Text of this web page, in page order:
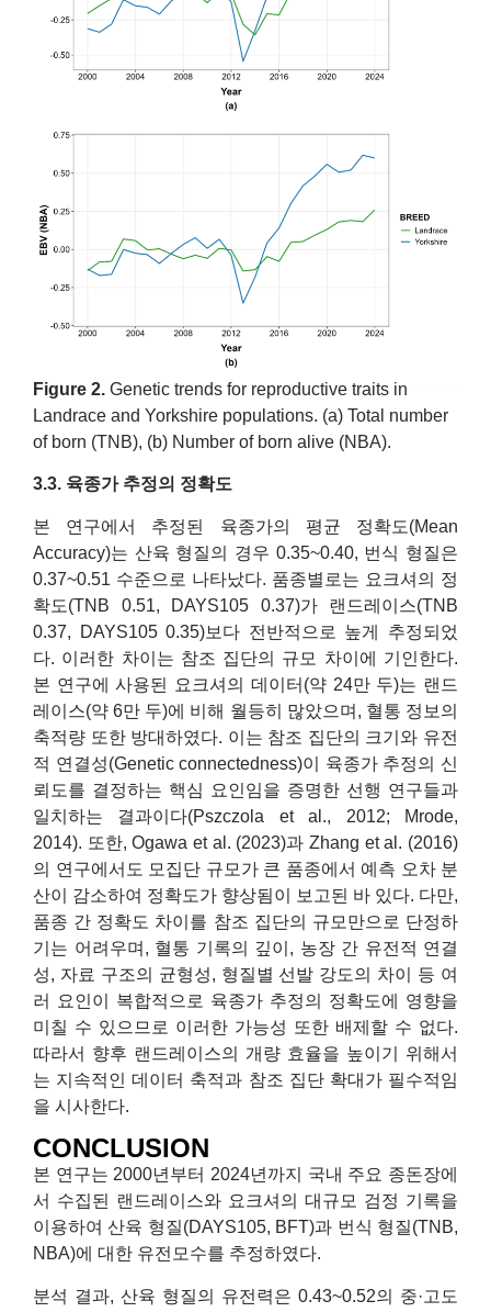
Figure 2. Genetic trends for reproductive traits in
Landrace and Yorkshire populations. (a) Total number
of born (TNB), (b) Number of born alive (NBA).
3.3. 육종가 추정의 정확도
본 연구에서 추정된 육종가의 평균 정확도(Mean
Accuracy)는 산육 형질의 경우 0.35~0.40, 번식 형질은
0.37~0.51 수준으로 나타났다. 품종별로는 요크셔의 정
확도(TNB 0.51, DAYS105 0.37)가 랜드레이스(TNB
0.37, DAYS105 0.35)보다 전반적으로 높게 추정되었
다. 이러한 차이는 참조 집단의 규모 차이에 기인한다.
본 연구에 사용된 요크셔의 데이터(약 24만 두)는 랜드
레이스(약 6만 두)에 비해 월등히 많았으며, 혈통 정보의
축적량 또한 방대하였다. 이는 참조 집단의 크기와 유전
적 연결성(Genetic connectedness)이 육종가 추정의 신
뢰도를 결정하는 핵심 요인임을 증명한 선행 연구들과
일치하는 결과이다(Pszczola et al., 2012; Mrode,
2014). 또한, Ogawa et al. (2023)과 Zhang et al. (2016)
의 연구에서도 모집단 규모가 큰 품종에서 예측 오차 분
산이 감소하여 정확도가 향상됨이 보고된 바 있다. 다만,
품종 간 정확도 차이를 참조 집단의 규모만으로 단정하
기는 어려우며, 혈통 기록의 깊이, 농장 간 유전적 연결
성, 자료 구조의 균형성, 형질별 선발 강도의 차이 등 여
러 요인이 복합적으로 육종가 추정의 정확도에 영향을
미칠 수 있으므로 이러한 가능성 또한 배제할 수 없다.
따라서 향후 랜드레이스의 개량 효율을 높이기 위해서
는 지속적인 데이터 축적과 참조 집단 확대가 필수적임
을 시사한다.
CONCLUSION
본 연구는 2000년부터 2024년까지 국내 주요 종돈장에
서 수집된 랜드레이스와 요크셔의 대규모 검정 기록을
이용하여 산육 형질(DAYS105, BFT)과 번식 형질(TNB,
NBA)에 대한 유전모수를 추정하였다.
분석 결과, 산육 형질의 유전력은 0.43~0.52의 중·고도